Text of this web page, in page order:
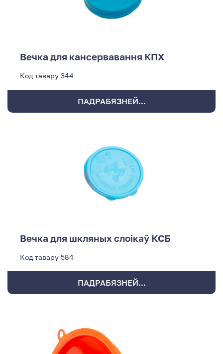
Вечка для кансервавання КПХ
Код тавару 344
ПАДРАБЯЗНЕЙ...
Вечка для шкляных слоікаў КСБ
Код тавару 584
ПАДРАБЯЗНЕЙ...